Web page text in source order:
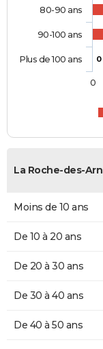
0
80-90 ans
90-100 ans
Plus de 100 ans
0
La Roche-des-
Moins de 10 ans
De 10 à 20 ans
De 20 à 30 ans
De 30 à 40 ans
De 40 à 50 ans